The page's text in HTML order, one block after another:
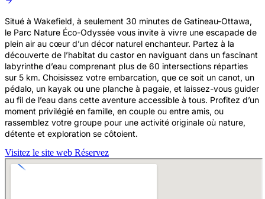
Situé à Wakefield, à seulement 30 minutes de Gatineau-Ottawa,
le Parc Nature Éco-Odyssée vous invite à vivre une escapade de
plein air au cœur d’un décor naturel enchanteur. Partez à la
découverte de l’habitat du castor en naviguant dans un fascinant
labyrinthe d’eau comprenant plus de 60 intersections réparties
sur 5 km. Choisissez votre embarcation, que ce soit un canot, un
pédalo, un kayak ou une planche à pagaie, et laissez-vous guider
au fil de l’eau dans cette aventure accessible à tous. Profitez d’un
moment privilégié en famille, en couple ou entre amis, ou
rassemblez votre groupe pour une activité originale où nature,
détente et exploration se côtoient.
Visitez le site web Réservez